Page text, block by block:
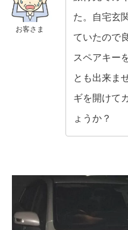
お客さま
た。自宅玄
ていたので
スペアキー
とも出来ま
ギを開けて
ょうか？